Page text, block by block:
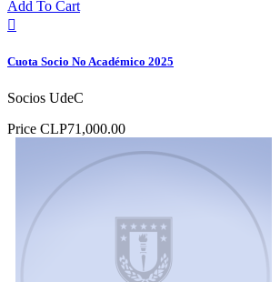
Add To Cart

Cuota Socio No Académico 2025
Socios UdeC
Price CLP71,000.00